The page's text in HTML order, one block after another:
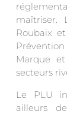
maîtriser.
Roubaix
Marque
secteurs
Le PLU
ailleurs